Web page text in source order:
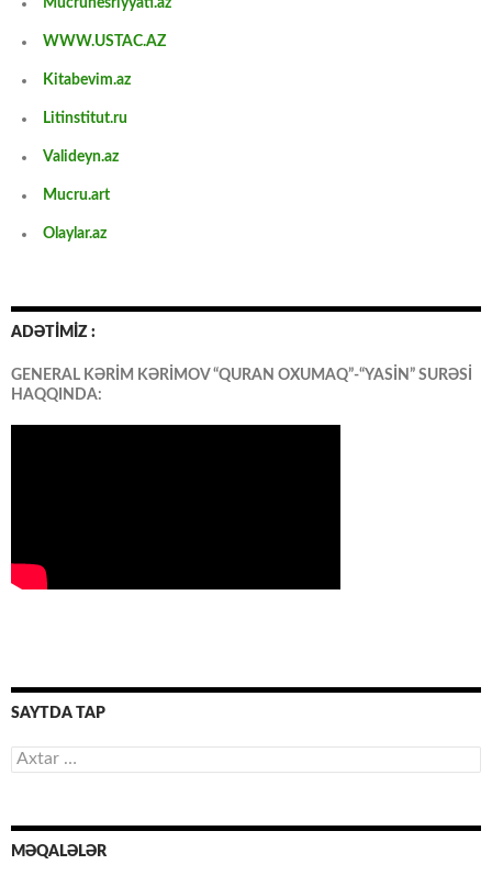
Mucrunesriyyati.az
WWW.USTAC.AZ
Kitabevim.az
Litinstitut.ru
Valideyn.az
Mucru.art
Olaylar.az
ADƏTİMİZ :
GENERAL KƏRİM KƏRİMOV “QURAN OXUMAQ”-“YASİN” SURƏSİ
HAQQINDA:
SAYTDA TAP
Axtarış:
MƏQALƏLƏR